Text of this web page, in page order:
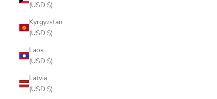
(USD $)
Kyrgyzstan
(USD $)
Laos
(USD $)
Latvia
(USD $)